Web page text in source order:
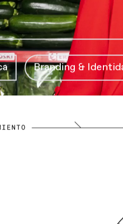
Branding & Identidad